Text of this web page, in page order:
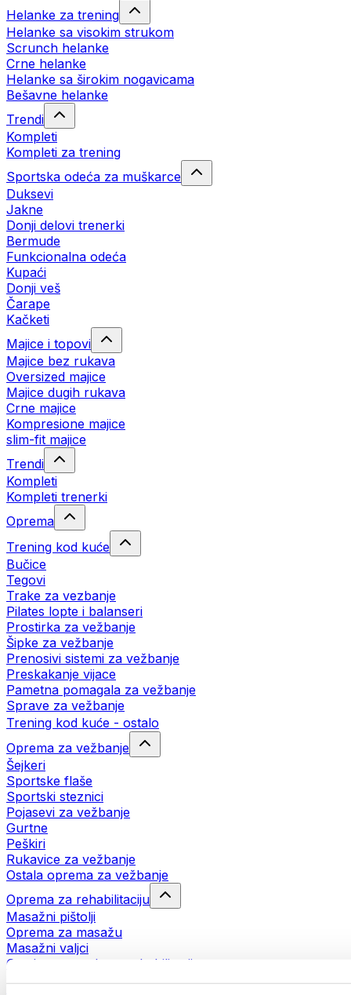
Helanke za trening
Helanke sa visokim strukom
Scrunch helanke
Crne helanke
Helanke sa širokim nogavicama
Bešavne helanke
Trendi
Kompleti
Kompleti za trening
Sportska odeća za muškarce
Duksevi
Jakne
Donji delovi trenerki
Bermude
Funkcionalna odeća
Kupaći
Donji veš
Čarape
Kačketi
Majice i topovi
Majice bez rukava
Oversized majice
Majice dugih rukava
Crne majice
Kompresione majice
slim-fit majice
Trendi
Kompleti
Kompleti trenerki
Oprema
Trening kod kuće
Bučice
Tegovi
Trake za vezbanje
Pilates lopte i balanseri
Prostirka za vežbanje
Šipke za vežbanje
Prenosivi sistemi za vežbanje
Preskakanje vijace
Pametna pomagala za vežbanje
Sprave za vežbanje
Trening kod kuće - ostalo
Oprema za vežbanje
Šejkeri
Sportske flaše
Sportski steznici
Pojasevi za vežbanje
Gurtne
Peškiri
Rukavice za vežbanje
Ostala oprema za vežbanje
Oprema za rehabilitaciju
Masažni pištolji
Oprema za masažu
Masažni valjci
Ostala pomagala za rehabilitaciju
Torbe i rančevi